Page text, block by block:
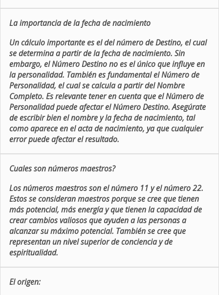
La importancia de la fecha de nacimiento
Un cálculo importante es el del número de Destino, el cual
se determina a partir de la fecha de nacimiento. Sin
embargo, el Número Destino no es el único que influye en
la personalidad. También es fundamental el Número de
Personalidad, el cual se calcula a partir del Nombre
Completo. Es relevante tener en cuenta que el Número de
Personalidad puede afectar el Número Destino. Asegúrate
de escribir bien el nombre y la fecha de nacimiento, tal
como aparece en el acta de nacimiento, ya que cualquier
error puede afectar el resultado.
Cuales son números maestros?
Los números maestros son el número 11 y el número 22.
Estos se consideran maestros porque se cree que tienen
más potencial, más energía y que tienen la capacidad de
crear cambios valiosos que ayuden a las personas a
alcanzar su máximo potencial. También se cree que
representan un nivel superior de conciencia y de
espiritualidad.
El origen: